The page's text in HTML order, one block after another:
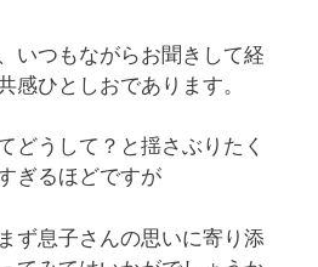
いつもながらお聞きして経
感ひとしおであります。
どうして？と揺さぶりたく
ぎるほどですが
ず息子さんの思いに寄り添